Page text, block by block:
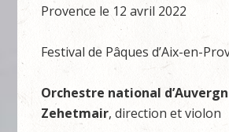
Provence le 12 avril 2022
Festival de Pâques d’Aix-en-
Orchestre national
Zehetmair, direction et violon